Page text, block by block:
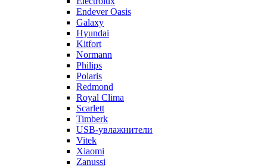
Endever Oasis
Galaxy
Hyundai
Kitfort
Normann
Philips
Polaris
Redmond
Royal Clima
Scarlett
Timberk
USB-увлажнители
Vitek
Xiaomi
Zanussi